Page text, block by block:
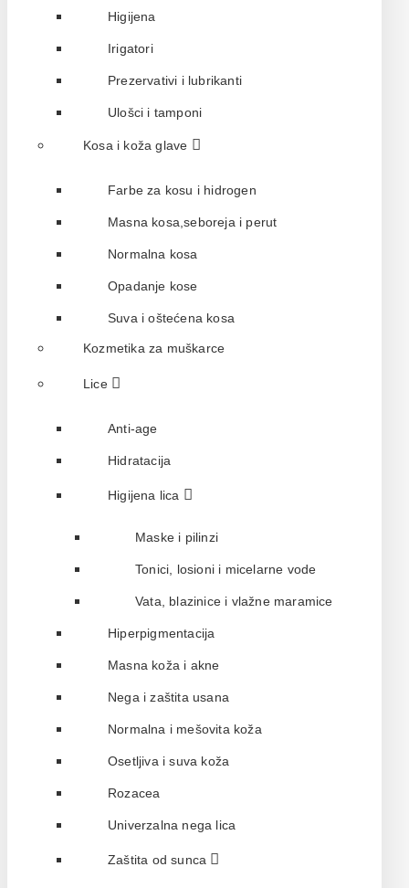
Higijena
Irigatori
Prezervativi i lubrikanti
Ulošci i tamponi
Kosa i koža glave
Farbe za kosu i hidrogen
Masna kosa,seboreja i perut
Normalna kosa
Opadanje kose
Suva i oštećena kosa
Kozmetika za muškarce
Lice
Anti-age
Hidratacija
Higijena lica
Maske i pilinzi
Tonici, losioni i micelarne vode
Vata, blazinice i vlažne maramice
Hiperpigmentacija
Masna koža i akne
Nega i zaštita usana
Normalna i mešovita koža
Osetljiva i suva koža
Rozacea
Univerzalna nega lica
Zaštita od sunca